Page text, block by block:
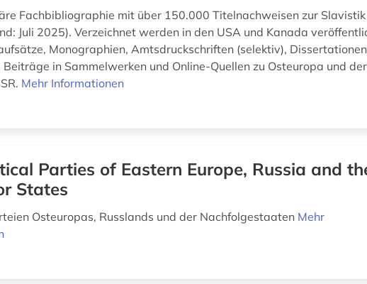
Fachbibliographie mit über 150.000 Titelnachweisen zur Slavistik
Juli 2025). Verzeichnet werden in den USA und Kanada
Monographien, Amtsdruckschriften (selektiv),
Beiträge in Sammelwerken und Online-Quellen zu Osteuropa und der
Mehr Informationen
Parties of Eastern Europe, Russia and
States
Osteuropas, Russlands und der Nachfolgestaaten Mehr